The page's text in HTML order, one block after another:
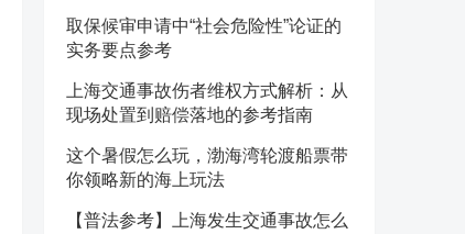
取保候审申请中“社会危险性”论证的
实务要点参考
上海交通事故伤者维权方式解析：从
现场处置到赔偿落地的参考指南
这个暑假怎么玩，渤海湾轮渡船票带
你领略新的海上玩法
【普法参考】上海发生交通事故怎么